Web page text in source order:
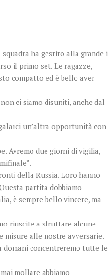
ha gestito alla grande i
il primo set. Le ragazze,
compatto ed è bello aver
ci siamo disuniti, anche dal
un’altra opportunità con
Avremo due giorni di vigilia,
della Russia. Loro hanno
partita dobbiamo
è sempre bello vincere, ma
riuscite a sfruttare alcune
misure alle nostre avversarie.
domani concentreremo tutte le
mollare abbiamo